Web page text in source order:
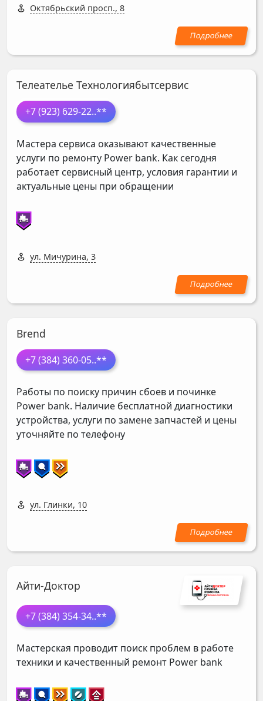
Октябрьский просп., 8
Телеателье Технологиябытсервис
+7 (923) 629-22..**
Мастера сервиса оказывают качественные
услуги по ремонту Power bank. Как сегодня
работает сервисный центр, условия гарантии и
актуальные цены при обращении
ул. Мичурина, 3
Brend
+7 (384) 360-05..**
Работы по поиску причин сбоев и починке
Power bank. Наличие бесплатной диагностики
устройства, услуги по замене запчастей и цены
уточняйте по телефону
ул. Глинки, 10
Айти-Доктор
+7 (384) 354-34..**
Мастерская проводит поиск проблем в работе
техники и качественный ремонт Power bank